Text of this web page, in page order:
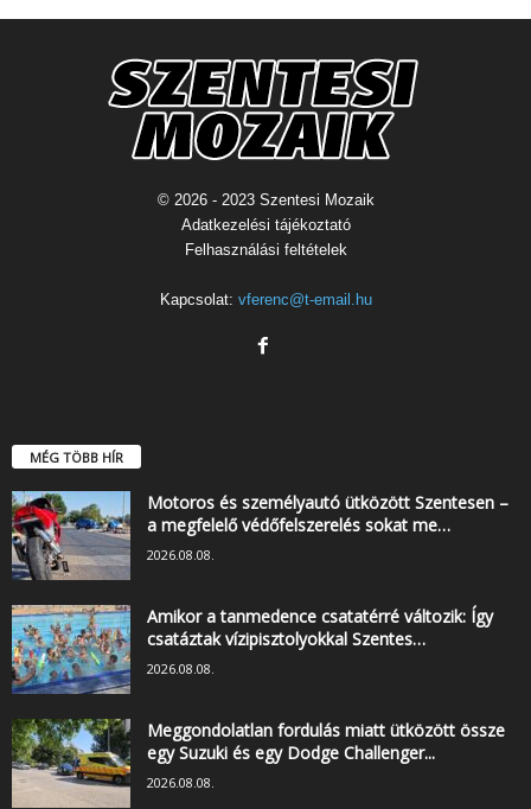
© 2026 - 2023 Szentesi Mozaik
Adatkezelési tájékoztató
Felhasználási feltételek
Kapcsolat: vferenc@t-email.hu
MÉG TÖBB HÍR
Motoros és személyautó ütközött Szentesen –
a megfelelő védőfelszerelés sokat me…
2026.08.08.
Amikor a tanmedence csatatérré változik: Így
csatáztak vízipisztolyokkal Szentes…
2026.08.08.
Meggondolatlan fordulás miatt ütközött össze
egy Suzuki és egy Dodge Challenger...
2026.08.08.